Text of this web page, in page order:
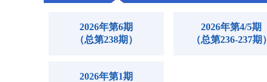
2026年第6期
（总第238期）
2026年第4/5期
（总第236-237期）
2026年第1期